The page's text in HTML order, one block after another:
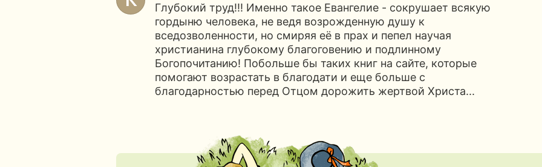
Глубокий труд!!! Именно такое Евангелие - сокрушает всякую
гордыню человека, не ведя возрожденную душу к
вседозволенности, но смиряя её в прах и пепел научая
христианина глубокому благоговению и подлинному
Богопочитанию! Побольше бы таких книг на сайте, которые
помогают возрастать в благодати и еще больше с
благодарностью перед Отцом дорожить жертвой Христа...